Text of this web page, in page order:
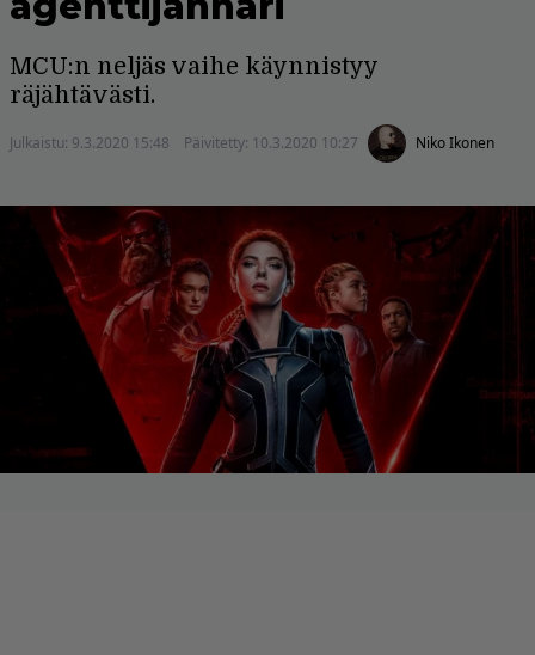
MCU:n neljäs vaihe käynnistyy
räjähtävästi.
Julkaistu: 9.3.2020 15:48 Päivitetty: 10.3.2020 10:27 Niko Ikonen